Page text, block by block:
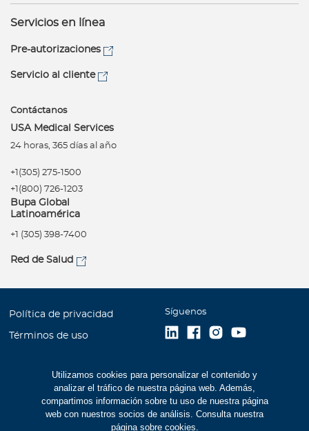
Utilizamos cookies para personalizar el contenido y
analizar el tráfico de nuestra página web. Además,
compartimos información sobre tu uso de nuestra página
web con nuestros socios de análisis. Consulta nuestra
página sobre cookies.
Servicios en línea
Pre-autorizaciones
Servicio al cliente
Contáctanos
USA Medical Services
24 horas, 365 días al año
+1(305) 275-1500
+1(800) 726-1203
Bupa Global
Latinoamérica
+1 (305) 398-7400
Red de Salud
Política de privacidad
Términos de uso
Mapa del Sitio
Trabaje con Bupa
Estados Financieros (516
Síguenos